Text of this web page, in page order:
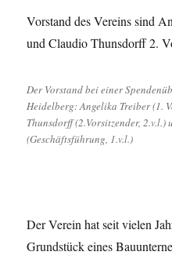
Vorstand des Vereins sind
und Claudio Thunsdorff 2.
Der Vorstand bei einer
Heidelberg: Angelika Treiber (1.
Thunsdorff (2.Vorsitzender,
(Geschäftsführung, 1.v.l.)
Der Verein hat seit vielen
Grundstück eines